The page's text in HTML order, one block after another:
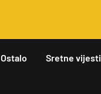
Ostalo Sretne vijesti